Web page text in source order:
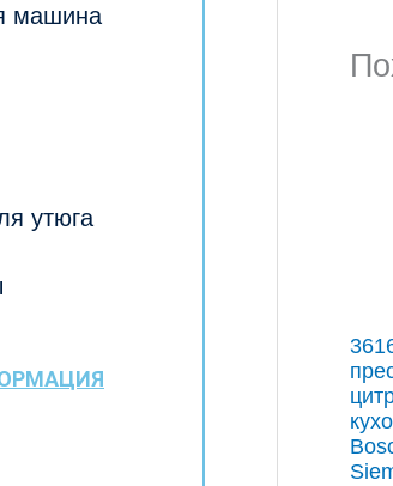
машина
утюга